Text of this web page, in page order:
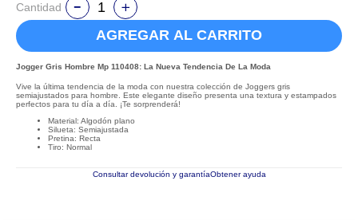
Cantidad
AGREGAR AL CARRITO
Jogger Gris Hombre Mp 110408: La Nueva Tendencia De La Moda
Vive la última tendencia de la moda con nuestra colección de Joggers gris
semiajustados para hombre. Este elegante diseño presenta una textura y estampados
perfectos para tu día a día. ¡Te sorprenderá!
Material: Algodón plano
Silueta: Semiajustada
Pretina: Recta
Tiro: Normal
Consultar devolución y garantíaObtener ayuda